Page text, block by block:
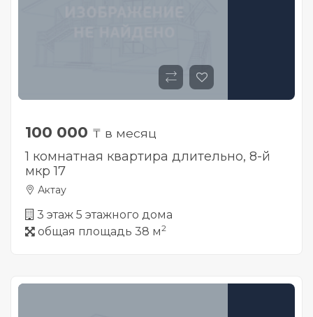
100 000 ₸ в месяц
1 комнатная квартира длительно, 8-й
мкр 17
Актау
3 этаж 5 этажного дома
общая площадь 38 м2